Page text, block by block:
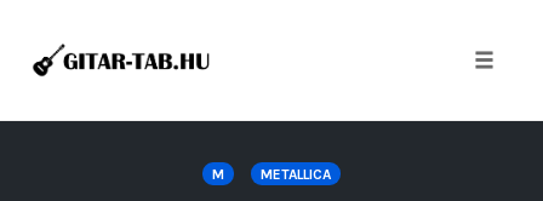
M METALLICA